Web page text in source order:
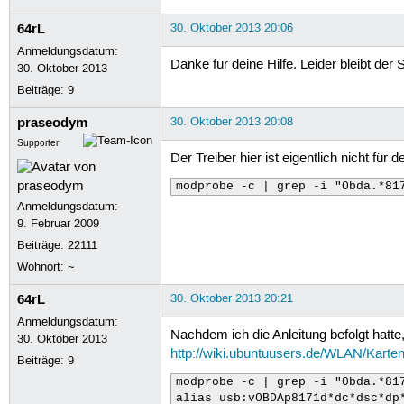
crc32_pclmul           13113
ghash_clmulni_intel    13259  0
cryptd                 20329  1
snd_hda_intel          48171
snd_pcm               102033  3
snd_seq_midi_event     14899  1
snd_rawmidi            30095  1
snd_seq                61560  2
serio_raw              13413  0
lpc_ich                21080  0
soundcore              12680  1
drm_kms_helper         52651  1
drm                   296739  4
mei_me                 18421  0
64rL
Anmeldungsdatum:
30. Oktober 2013
Beiträge:9
30. Oktober 2013 20:06
Danke für deine Hilfe. Leider bleibt der
praseodym
Supporter
Anmeldungsdatum:
9. Februar 2009
Beiträge:22111
Wohnort: ~
30. Oktober 2013 20:08
Der Treiber hier ist eigentlich nicht für
modprobe -c | grep -i
64rL
Anmeldungsdatum:
30. Oktober 2013
Beiträge:9
30. Oktober 2013 20:21
Nachdem ich die Anleitung befolgt
http://wiki.ubuntuusers.de/WLAN/Karten
modprobe -c | grep -i
alias